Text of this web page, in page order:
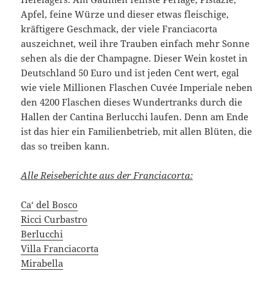
Apfel, feine Würze und dieser etwas fleischige,
kräftigere Geschmack, der viele Franciacorta
auszeichnet, weil ihre Trauben einfach mehr Sonne
sehen als die der Champagne. Dieser Wein kostet in
Deutschland 50 Euro und ist jeden Cent wert, egal
wie viele Millionen Flaschen Cuvée Imperiale neben
den 4200 Flaschen dieses Wundertranks durch die
Hallen der Cantina Berlucchi laufen. Denn am Ende
ist das hier ein Familienbetrieb, mit allen Blüten, die
das so treiben kann.
Alle Reiseberichte aus der Franciacorta:
Ca‘ del Bosco
Ricci Curbastro
Berlucchi
Villa Franciacorta
Mirabella